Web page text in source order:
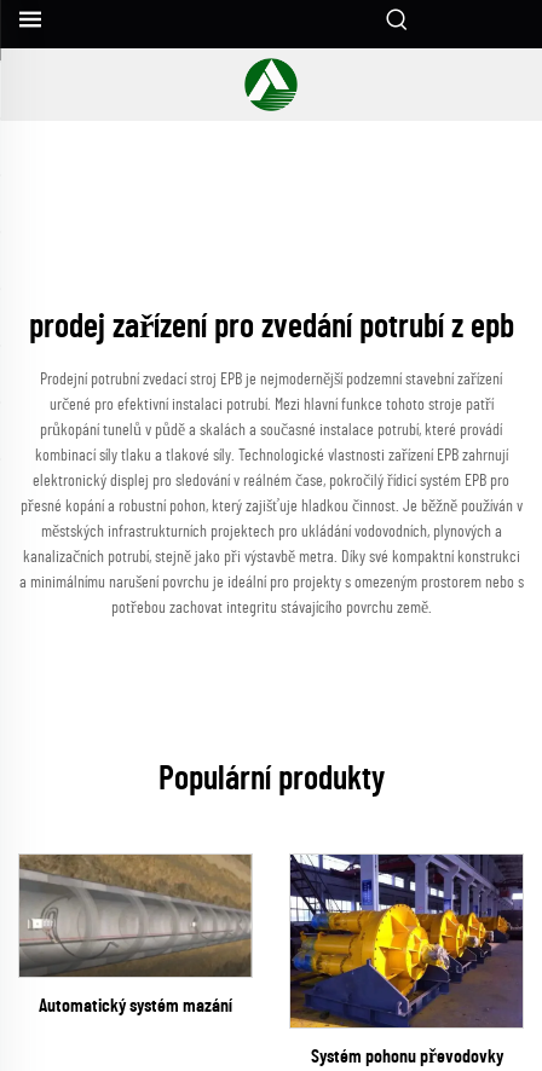
prodej zařízení pro zvedání potrubí z epb
Prodejní potrubní zvedací stroj EPB je nejmodernější podzemní stavební zařízení
určené pro efektivní instalaci potrubí. Mezi hlavní funkce tohoto stroje patří
průkopání tunelů v půdě a skalách a současné instalace potrubí, které provádí
kombinací síly tlaku a tlakové síly. Technologické vlastnosti zařízení EPB zahrnují
elektronický displej pro sledování v reálném čase, pokročilý řídicí systém EPB pro
přesné kopání a robustní pohon, který zajišťuje hladkou činnost. Je běžně používán v
městských infrastrukturních projektech pro ukládání vodovodních, plynových a
kanalizačních potrubí, stejně jako při výstavbě metra. Díky své kompaktní konstrukci
a minimálnímu narušení povrchu je ideální pro projekty s omezeným prostorem nebo s
potřebou zachovat integritu stávajícího povrchu země.
Populární produkty
Automatický systém mazání
Systém pohonu převodovky